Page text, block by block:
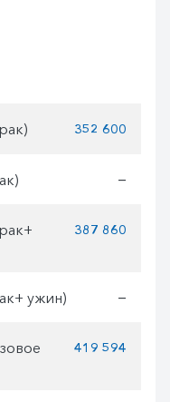
352 600
—
387 860
ужин) —
419 594